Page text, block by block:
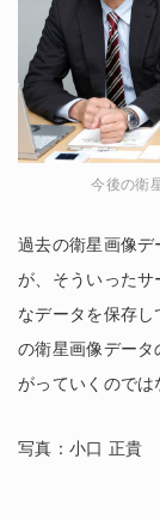
今後の衛
過去の衛星画像デ
が、そういった
なデータを保存
の衛星画像デー
がっていくのでは
写真：小口 正貴